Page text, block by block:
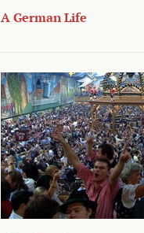
A German Life